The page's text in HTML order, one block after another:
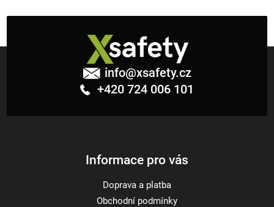
info@xsafety.cz
+420 724 006 101
Informace pro vás
Doprava a platba
Obchodní podmínky